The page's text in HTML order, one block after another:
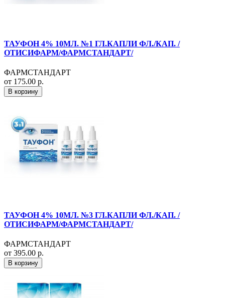
ТАУФОН 4% 10МЛ. №1 ГЛ.КАПЛИ ФЛ./КАП. /
ОТИСИФАРМ/ФАРМСТАНДАРТ/
ФАРМСТАНДАРТ
от 175.00 р.
В корзину
ТАУФОН 4% 10МЛ. №3 ГЛ.КАПЛИ ФЛ./КАП. /
ОТИСИФАРМ/ФАРМСТАНДАРТ/
ФАРМСТАНДАРТ
от 395.00 р.
В корзину